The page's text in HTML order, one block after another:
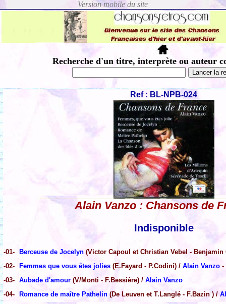
Recherche d'un titre, interprète ou auteur
Ref : BL-NPB-024
Alain Vanzo : Chansons de
Indisponible
-01- Berceuse de Jocelyn (Victor Capoul et Christian Vebel -
-02-
Femmes que vous êtes jolies (E.Fayard - P.Codini) / Alain Vanzo -
-03- Aubade d'amour (V/Monti - F.Bessière) / Alain Vanzo
-04-
Romance de maître Pathelin (De Leuven et T.Langlé - F.Bazin ) /